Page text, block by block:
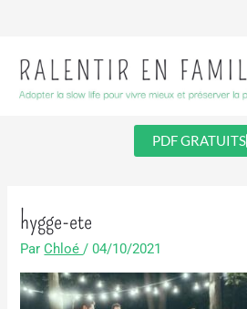
PDF GRATUITS
hygge-ete
ParChloé/04/10/2021